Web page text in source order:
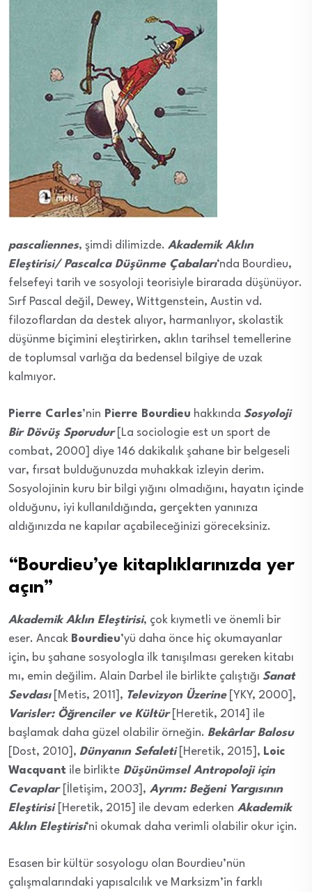
pascaliennes, şimdi dilimizde. Akademik Aklın
Eleştirisi/ Pascalca Düşünme Çabaları‘nda Bourdieu,
felsefeyi tarih ve sosyoloji teorisiyle birarada düşünüyor.
Sırf Pascal değil, Dewey, Wittgenstein, Austin vd.
filozoflardan da destek alıyor, harmanlıyor, skolastik
düşünme biçimini eleştirirken, aklın tarihsel temellerine
de toplumsal varlığa da bedensel bilgiye de uzak
kalmıyor.
Pierre Carles’nin Pierre Bourdieu hakkında Sosyoloji
Bir Dövüş Sporudur[La sociologie est un sport de
combat, 2000] diye 146 dakikalık şahane bir belgeseli
var, fırsat bulduğunuzda muhakkak izleyin derim.
Sosyolojinin kuru bir bilgi yığını olmadığını, hayatın içinde
olduğunu, iyi kullanıldığında, gerçekten yanınıza
aldığınızda ne kapılar açabileceğinizi göreceksiniz.
“Bourdieu’ye kitaplıklarınızda yer
açın”
Akademik Aklın Eleştirisi, çok kıymetli ve önemli bir
eser. Ancak Bourdieu’yü daha önce hiç okumayanlar
için, bu şahane sosyologla ilk tanışılması gereken kitabı
mı, emin değilim. Alain Darbel ile birlikte çalıştığı Sanat
Sevdası[Metis, 2011], Televizyon Üzerine [YKY, 2000],
Varisler: Öğrenciler ve Kültür[Heretik, 2014] ile
başlamak daha güzel olabilir örneğin. Bekârlar Balosu
[Dost, 2010], Dünyanın Sefaleti [Heretik, 2015], Loic
Wacquant ile birlikte Düşünümsel Antropoloji için
Cevaplar
[İletişim, 2003], Ayrım: Beğeni Yargısının
Eleştirisi
[Heretik, 2015] ile devam ederken Akademik
Aklın Eleştirisi‘ni okumak daha verimli olabilir okur için.
Esasen bir kültür sosyologu olan Bourdieu’nün
çalışmalarındaki yapısalcılık ve Marksizm’in farklı